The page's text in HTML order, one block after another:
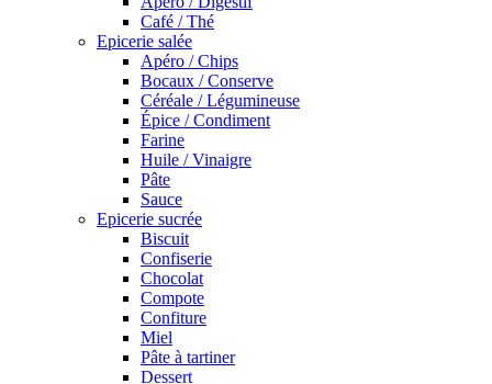
Café / Thé
Epicerie salée
Apéro / Chips
Bocaux / Conserve
Céréale / Légumineuse
Épice / Condiment
Farine
Huile / Vinaigre
Pâte
Sauce
Epicerie sucrée
Biscuit
Confiserie
Chocolat
Compote
Confiture
Miel
Pâte à tartiner
Dessert